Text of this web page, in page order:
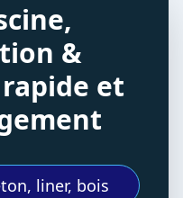
&
et
liner, bois